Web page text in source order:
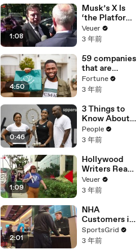
Trump
1:08
Musk’s X Is
‘the Platform
With the
Largest Ratio
Misinformatio
n or
Disinformatio
n’ Amongst
All Social
Media
Platforms
Veuer
3 年前
4:50
59 companies
that are
changing the
world: From
Chobani
Fortune
3 年前
0:46
3 Things to
Know About
Coco Gauff's
Parents
People
3 年前
1:09
Hollywood
Writers Reach
‘Tentative
Agreement’
After 146 Day
Strike
Veuer
3 年前
2:01
NHA
Customers in
Limbo as
Company
SportsGrid
3 年前